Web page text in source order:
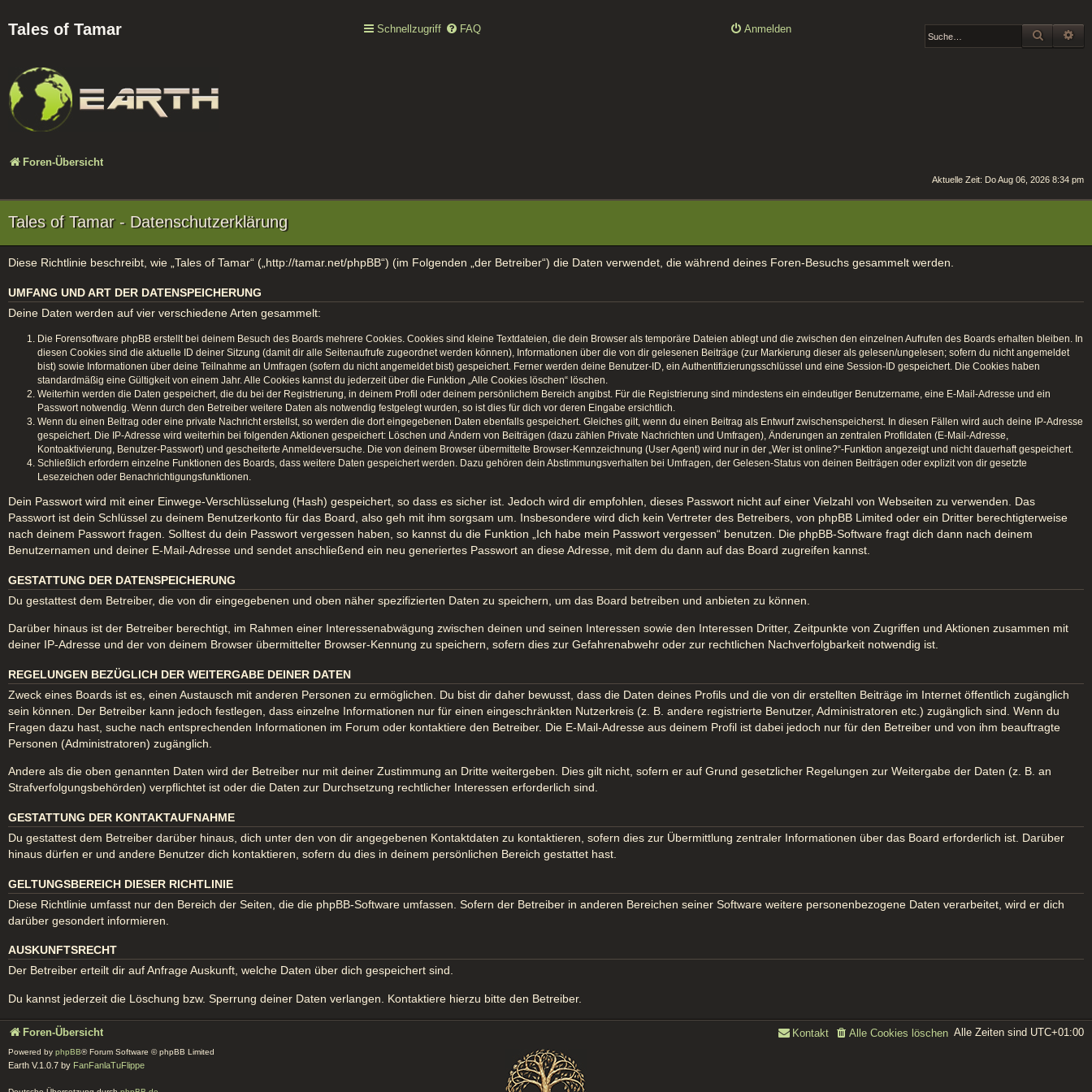
Tales of Tamar Schnellzugriff FAQ Anmelden SUCHE
Foren-Übersicht
Aktuelle Zeit: Do Aug 06, 2026 8:34 pm
Tales of Tamar - Datenschutzerklärung
Diese Richtlinie beschreibt, wie „Tales of Tamar“ („http://tamar.net/phpBB“) (im Folgenden „der Betreiber“) die Daten verwendet, die während deines Foren-Besuchs gesammelt werden.
UMFANG UND ART DER DATENSPEICHERUNG
Deine Daten werden auf vier verschiedene Arten gesammelt:
Die Forensoftware phpBB erstellt bei deinem Besuch des Boards mehrere Cookies. Cookies sind kleine Textdateien, die dein Browser als temporäre Dateien ablegt und die zwischen den einzelnen Aufrufen des Boards erhalten bleiben. In
diesen Cookies sind die aktuelle ID deiner Sitzung (damit dir alle Seitenaufrufe zugeordnet werden können), Informationen über die von dir gelesenen Beiträge (zur Markierung dieser als gelesen/ungelesen; sofern du nicht angemeldet
bist) sowie Informationen über deine Teilnahme an Umfragen (sofern du nicht angemeldet bist) gespeichert. Ferner werden deine Benutzer-ID, ein Authentifizierungsschlüssel und eine Session-ID gespeichert. Die Cookies haben
standardmäßig eine Gültigkeit von einem Jahr. Alle Cookies kannst du jederzeit über die Funktion „Alle Cookies löschen“ löschen.
Weiterhin werden die Daten gespeichert, die du bei der Registrierung, in deinem Profil oder deinem persönlichem Bereich angibst. Für die Registrierung sind mindestens ein eindeutiger Benutzername, eine E-Mail-Adresse und ein
Passwort notwendig. Wenn durch den Betreiber weitere Daten als notwendig festgelegt wurden, so ist dies für dich vor deren Eingabe ersichtlich.
Wenn du einen Beitrag oder eine private Nachricht erstellst, so werden die dort eingegebenen Daten ebenfalls gespeichert. Gleiches gilt, wenn du einen Beitrag als Entwurf zwischenspeicherst. In diesen Fällen wird auch deine IP-Adresse
gespeichert. Die IP-Adresse wird weiterhin bei folgenden Aktionen gespeichert: Löschen und Ändern von Beiträgen (dazu zählen Private Nachrichten und Umfragen), Änderungen an zentralen Profildaten (E-Mail-Adresse,
Kontoaktivierung, Benutzer-Passwort) und gescheiterte Anmeldeversuche. Die von deinem Browser übermittelte Browser-Kennzeichnung (User Agent) wird nur in der „Wer ist online?“-Funktion angezeigt und nicht dauerhaft gespeichert.
Schließlich erfordern einzelne Funktionen des Boards, dass weitere Daten gespeichert werden. Dazu gehören dein Abstimmungsverhalten bei Umfragen, der Gelesen-Status von deinen Beiträgen oder explizit von dir gesetzte
Lesezeichen oder Benachrichtigungsfunktionen.
Dein Passwort wird mit einer Einwege-Verschlüsselung (Hash) gespeichert, so dass es sicher ist. Jedoch wird dir empfohlen, dieses Passwort nicht auf einer Vielzahl von Webseiten zu verwenden. Das
Passwort ist dein Schlüssel zu deinem Benutzerkonto für das Board, also geh mit ihm sorgsam um. Insbesondere wird dich kein Vertreter des Betreibers, von phpBB Limited oder ein Dritter berechtigterweise
nach deinem Passwort fragen. Solltest du dein Passwort vergessen haben, so kannst du die Funktion „Ich habe mein Passwort vergessen“ benutzen. Die phpBB-Software fragt dich dann nach deinem
Benutzernamen und deiner E-Mail-Adresse und sendet anschließend ein neu generiertes Passwort an diese Adresse, mit dem du dann auf das Board zugreifen kannst.
GESTATTUNG DER DATENSPEICHERUNG
Du gestattest dem Betreiber, die von dir eingegebenen und oben näher spezifizierten Daten zu speichern, um das Board betreiben und anbieten zu können.
Darüber hinaus ist der Betreiber berechtigt, im Rahmen einer Interessenabwägung zwischen deinen und seinen Interessen sowie den Interessen Dritter, Zeitpunkte von Zugriffen und Aktionen zusammen mit
deiner IP-Adresse und der von deinem Browser übermittelter Browser-Kennung zu speichern, sofern dies zur Gefahrenabwehr oder zur rechtlichen Nachverfolgbarkeit notwendig ist.
REGELUNGEN BEZÜGLICH DER WEITERGABE DEINER DATEN
Zweck eines Boards ist es, einen Austausch mit anderen Personen zu ermöglichen. Du bist dir daher bewusst, dass die Daten deines Profils und die von dir erstellten Beiträge im Internet öffentlich zugänglich
sein können. Der Betreiber kann jedoch festlegen, dass einzelne Informationen nur für einen eingeschränkten Nutzerkreis (z. B. andere registrierte Benutzer, Administratoren etc.) zugänglich sind. Wenn du
Fragen dazu hast, suche nach entsprechenden Informationen im Forum oder kontaktiere den Betreiber. Die E-Mail-Adresse aus deinem Profil ist dabei jedoch nur für den Betreiber und von ihm beauftragte
Personen (Administratoren) zugänglich.
Andere als die oben genannten Daten wird der Betreiber nur mit deiner Zustimmung an Dritte weitergeben. Dies gilt nicht, sofern er auf Grund gesetzlicher Regelungen zur Weitergabe der Daten (z. B. an
Strafverfolgungsbehörden) verpflichtet ist oder die Daten zur Durchsetzung rechtlicher Interessen erforderlich sind.
GESTATTUNG DER KONTAKTAUFNAHME
Du gestattest dem Betreiber darüber hinaus, dich unter den von dir angegebenen Kontaktdaten zu kontaktieren, sofern dies zur Übermittlung zentraler Informationen über das Board erforderlich ist. Darüber
hinaus dürfen er und andere Benutzer dich kontaktieren, sofern du dies in deinem persönlichen Bereich gestattet hast.
GELTUNGSBEREICH DIESER RICHTLINIE
Diese Richtlinie umfasst nur den Bereich der Seiten, die die phpBB-Software umfassen. Sofern der Betreiber in anderen Bereichen seiner Software weitere personenbezogene Daten verarbeitet, wird er dich
darüber gesondert informieren.
AUSKUNFTSRECHT
Der Betreiber erteilt dir auf Anfrage Auskunft, welche Daten über dich gespeichert sind.
Du kannst jederzeit die Löschung bzw. Sperrung deiner Daten verlangen. Kontaktiere hierzu bitte den Betreiber.
Foren-Übersicht Alle Zeiten sind UTC+01:00
Alle Cookies löschen
Kontakt
Powered by phpBB® Forum Software © phpBB Limited
Earth V.1.0.7 by FanFanlaTuFlippe